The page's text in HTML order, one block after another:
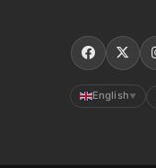
English ▼